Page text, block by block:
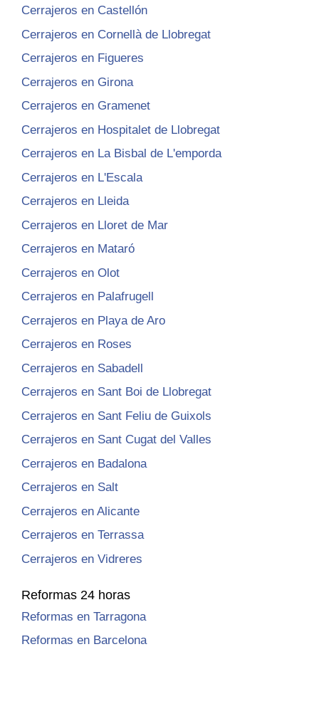
Cerrajeros en Castellón
Cerrajeros en Cornellà de Llobregat
Cerrajeros en Figueres
Cerrajeros en Girona
Cerrajeros en Gramenet
Cerrajeros en Hospitalet de Llobregat
Cerrajeros en La Bisbal de L'emporda
Cerrajeros en L'Escala
Cerrajeros en Lleida
Cerrajeros en Lloret de Mar
Cerrajeros en Mataró
Cerrajeros en Olot
Cerrajeros en Palafrugell
Cerrajeros en Playa de Aro
Cerrajeros en Roses
Cerrajeros en Sabadell
Cerrajeros en Sant Boi de Llobregat
Cerrajeros en Sant Feliu de Guixols
Cerrajeros en Sant Cugat del Valles
Cerrajeros en Badalona
Cerrajeros en Salt
Cerrajeros en Alicante
Cerrajeros en Terrassa
Cerrajeros en Vidreres
Reformas 24 horas
Reformas en Tarragona
Reformas en Barcelona